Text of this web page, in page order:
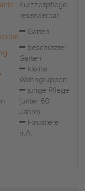
Kurzzeitpflege
reservierbar
Garten
beschützter
Garten
kleine
Wohngruppen
junge Pflege
(unter 60
Jahre)
Haustiere
n.A.